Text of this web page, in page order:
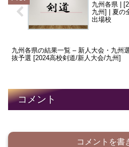
九州各県 |
九州] | 夏の
出場校
九州各県の結果一覧 – 新人大会・九州
抜予選 [2024高校剣道/新人大会/九州]
コメント
コメントを書